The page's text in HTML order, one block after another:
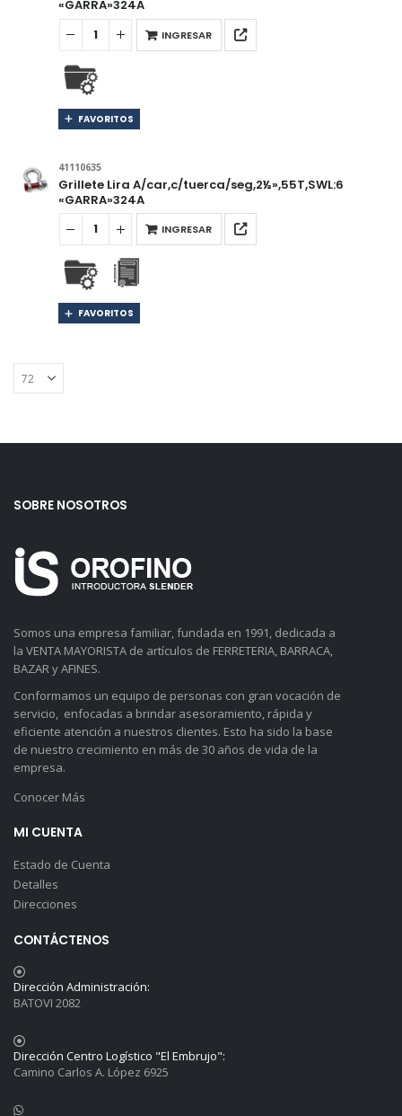
«GARRA»324A
INGRESAR
FAVORITOS
41110635
Grillete Lira A/car,c/tuerca/seg,2½»,55T,SWL:6
«GARRA»324A
INGRESAR
FAVORITOS
SOBRE NOSOTROS
Somos una empresa familiar, fundada en 1991, dedicada a
la VENTA MAYORISTA de artículos de FERRETERIA, BARRACA,
BAZAR y AFINES.
Conformamos un equipo de personas con gran vocación de
servicio, enfocadas a brindar asesoramiento, rápida y
eficiente atención a nuestros clientes. Esto ha sido la base
de nuestro crecimiento en más de 30 años de vida de la
empresa.
Conocer Más
MI CUENTA
Estado de Cuenta
Detalles
Direcciones
CONTÁCTENOS
Dirección Administración:
BATOVI 2082
Dirección Centro Logístico "El Embrujo":
Camino Carlos A. López 6925